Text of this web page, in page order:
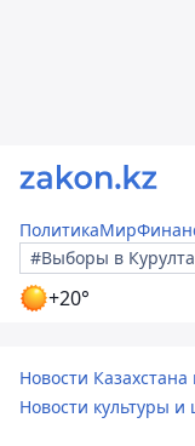
ПолитикаМир
#Выборы в
+20°
Новости
Новости культуры и